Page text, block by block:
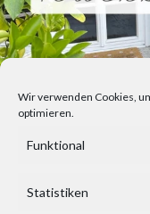
Wir verwenden Cookies,
optimieren.
Funktional
Statistiken